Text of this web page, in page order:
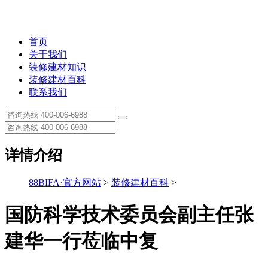
首页
关于我们
装修建材知识
装修建材百科
联系我们
详情介绍
88BIFA·官方网站 > 装修建材百科 >
国防科学技术委员会副主任张
建华一行莅临中复